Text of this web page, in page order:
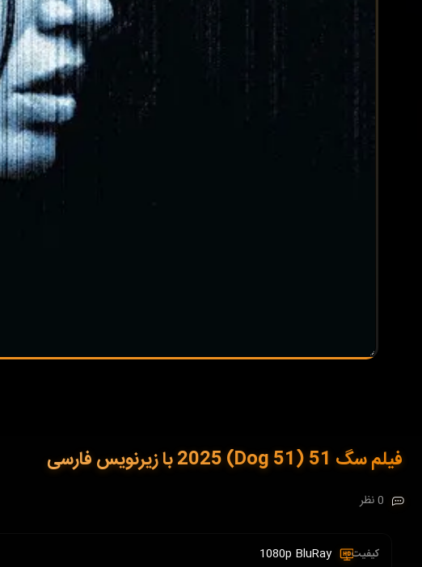
فیلم سگ 51 (Dog 51) 2025 با زیرنویس فارسی
0 نظر
کیفیت : 1080p BluRay